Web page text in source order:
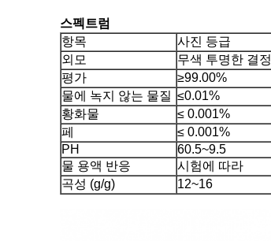
스펙트럼
항목
사진 등급
외모
무색 투명한 결정
평가
≥99.00%
물에 녹지 않는 물질 ≤0.01%
황화물
≤ 0.001%
페
≤ 0.001%
PH
60.5~9.5
물 용액 반응
시험에 따라
곡성 (g/g)
12~16